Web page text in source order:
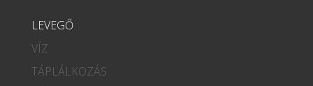
LEVEGŐ
VÍZ
TÁPLÁLKOZÁS